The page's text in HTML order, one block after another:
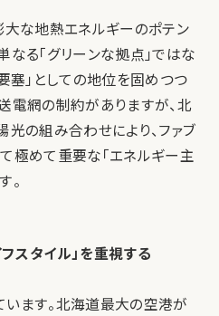
大な地熱エネルギーのポテン
なる「グリーンな拠点」ではな
塞」としての地位を固めつつ
電網の制約がありますが、北
光の組み合わせにより、ファブ
極めて重要な「エネルギー主
。
スタイル」を重視する
ます。北海道最大の空港が